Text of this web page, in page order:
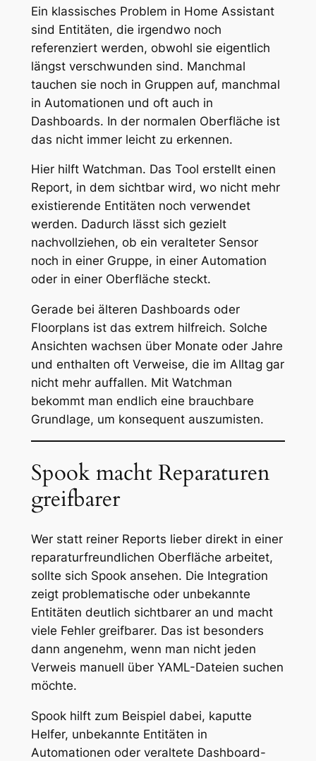
Ein klassisches Problem in Home Assistant
sind Entitäten, die irgendwo noch
referenziert werden, obwohl sie eigentlich
längst verschwunden sind. Manchmal
tauchen sie noch in Gruppen auf, manchmal
in Automationen und oft auch in
Dashboards. In der normalen Oberfläche ist
das nicht immer leicht zu erkennen.
Hier hilft Watchman. Das Tool erstellt einen
Report, in dem sichtbar wird, wo nicht mehr
existierende Entitäten noch verwendet
werden. Dadurch lässt sich gezielt
nachvollziehen, ob ein veralteter Sensor
noch in einer Gruppe, in einer Automation
oder in einer Oberfläche steckt.
Gerade bei älteren Dashboards oder
Floorplans ist das extrem hilfreich. Solche
Ansichten wachsen über Monate oder Jahre
und enthalten oft Verweise, die im Alltag gar
nicht mehr auffallen. Mit Watchman
bekommt man endlich eine brauchbare
Grundlage, um konsequent auszumisten.
Spook macht Reparaturen
greifbarer
Wer statt reiner Reports lieber direkt in einer
reparaturfreundlichen Oberfläche arbeitet,
sollte sich Spook ansehen. Die Integration
zeigt problematische oder unbekannte
Entitäten deutlich sichtbarer an und macht
viele Fehler greifbarer. Das ist besonders
dann angenehm, wenn man nicht jeden
Verweis manuell über YAML-Dateien suchen
möchte.
Spook hilft zum Beispiel dabei, kaputte
Helfer, unbekannte Entitäten in
Automationen oder veraltete Dashboard-